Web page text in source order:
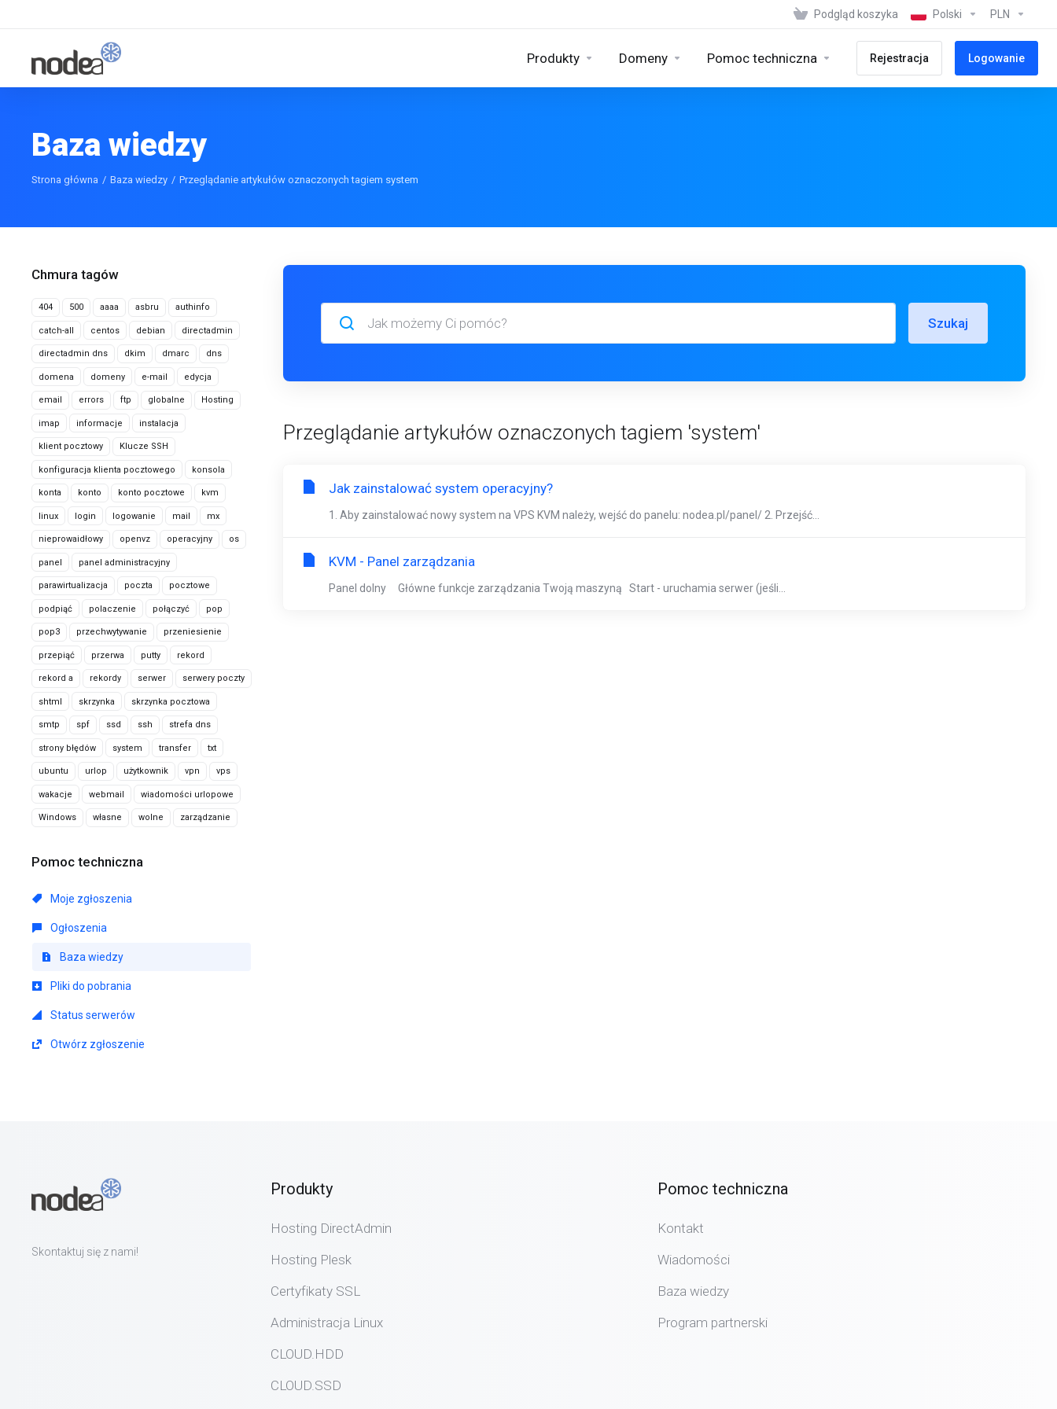
Podgląd koszyka Polski PLN
Produkty Domeny Pomoc techniczna Rejestracja Logowanie
Baza wiedzy
Strona główna Baza wiedzy Przeglądanie artykułów oznaczonych tagiem system
Chmura tagów
404 500 aaaa asbru authinfo
catch-all centos debian directadmin
directadmin dns dkim dmarc dns
domena domeny e-mail edycja
email errors ftp globalne Hosting
imap informacje instalacja
klient pocztowy Klucze SSH
konfiguracja klienta pocztowego konsola
konta konto konto pocztowe kvm
linux login logowanie mail mx
nieprowaidłowy openvz operacyjny os
panel panel administracyjny
parawirtualizacja poczta pocztowe
podpiąć polaczenie połączyć pop
pop3 przechwytywanie przeniesienie
przepiąć przerwa putty rekord
rekord a rekordy serwer serwery poczty
shtml skrzynka skrzynka pocztowa
smtp spf ssd ssh strefa dns
strony błędów system transfer txt
ubuntu urlop użytkownik vpn vps
wakacje webmail wiadomości urlopowe
Windows własne wolne zarządzanie
Pomoc techniczna
Moje zgłoszenia
Ogłoszenia
Baza wiedzy
Pliki do pobrania
Status serwerów
Otwórz zgłoszenie
Szukaj
Przeglądanie artykułów oznaczonych tagiem 'system'
Jak zainstalować system operacyjny?
1. Aby zainstalować nowy system na VPS KVM należy, wejść do panelu: nodea.pl/panel/ 2. Przejść...
KVM - Panel zarządzania
Panel dolny Główne funkcje zarządzania Twoją maszyną Start - uruchamia serwer (jeśli...
Skontaktuj się z nami!
Produkty
Hosting DirectAdmin
Hosting Plesk
Certyfikaty SSL
Administracja Linux
CLOUD.HDD
CLOUD.SSD
Pomoc techniczna
Kontakt
Wiadomości
Baza wiedzy
Program partnerski